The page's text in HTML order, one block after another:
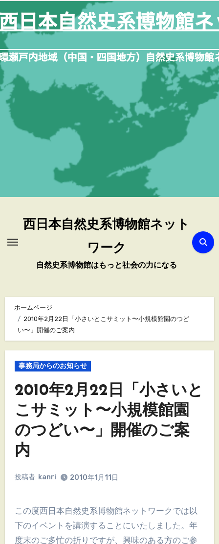
容
を
ス
キ
ッ
プ
西日本自然史系博物館ネット
ワーク
自然史系博物館はもっと社会の力になる
ホームページ
2010年2月22日「小さいとこサミット〜小規模館園のつど
い〜」開催のご案内
事務局からのお知らせ
2010年2月22日「小さいと
こサミット〜小規模館園
のつどい〜」開催のご案
内
投稿者 kanri 2010年1月11日
この度西日本自然史系博物館ネットワークでは以
下のイベントを講演することにいたしました。年
度末のご多忙の折りですが、興味のある方のご参